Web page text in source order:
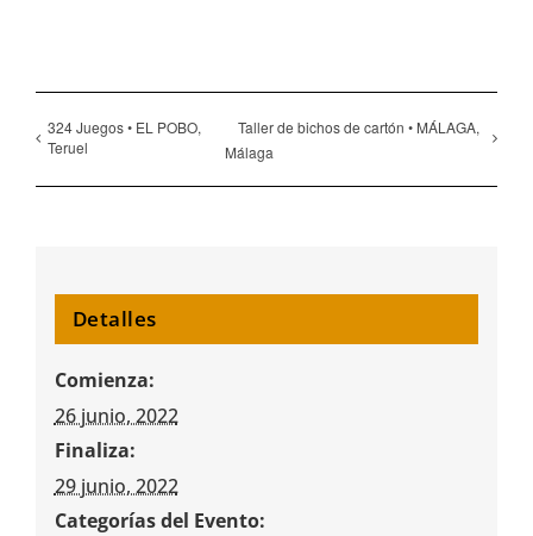
324 Juegos • EL POBO,
Teruel
Taller de bichos de cartón • MÁLAGA,
Málaga
Detalles
Comienza:
26 junio, 2022
Finaliza:
29 junio, 2022
Categorías del Evento: